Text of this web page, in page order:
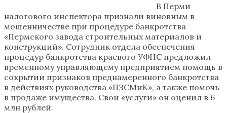
В Перми
налогового инспектора признали виновным в
мошенничестве при процедуре банкротства
«Пермского завода строительных материалов и
конструкций». Сотрудник отдела обеспечения
процедур банкротства краевого УФНС предложил
временному управляющему предприятием помощь в
сокрытии признаков преднамеренного банкротства
в действиях руководства «ПЗСМиК», а также помочь
в продаже имущества. Свои «услуги» он оценил в 6
млн рублей.